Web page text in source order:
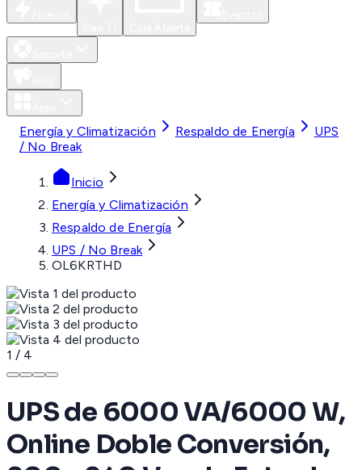
Energía y Climatización Respaldo de Energía
UPS
/ No Break
Inicio
Energía y Climatización
Respaldo de Energía
UPS / No Break
OL6KRTHD
1 / 4
UPS de 6000 VA/6000 W,
Online Doble Conversión,